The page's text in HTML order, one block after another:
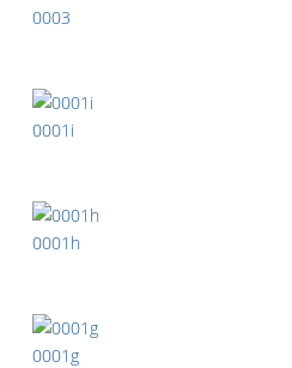
0003
0001i
0001h
0001g